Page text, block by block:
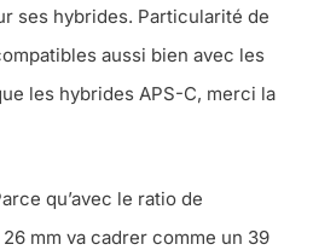
ses hybrides. Particularité de
aussi bien avec les
les hybrides APS-C, merci la
qu’avec le ratio de
mm va cadrer comme un 39